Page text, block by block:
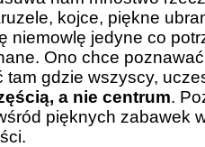
kojce, piękne
niemowlę jedyne co
Ono chce
tam gdzie wszyscy,
a nie centrum.
pięknych zabawek